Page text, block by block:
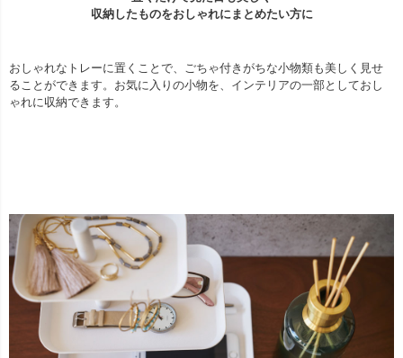
収納したものをおしゃれにまとめたい方に
おしゃれなトレーに置くことで、ごちゃ付きがちな小物類も美しく見せ
ることができます。お気に入りの小物を、インテリアの一部としておし
ゃれに収納できます。